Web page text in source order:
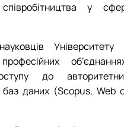
у
Університету
до
баз даних (Scopus, Web